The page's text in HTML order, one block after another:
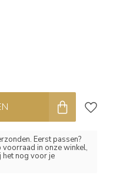
Eerst passen?
in onze winkel,
het nog voor je